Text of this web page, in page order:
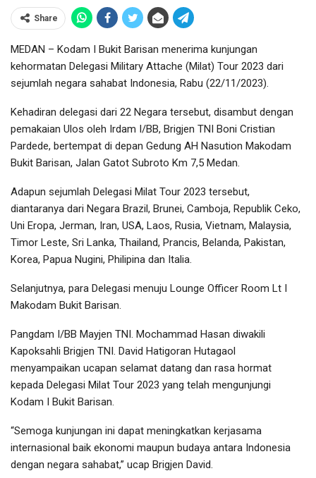
Share
MEDAN – Kodam I Bukit Barisan menerima kunjungan
kehormatan Delegasi Military Attache (Milat) Tour 2023 dari
sejumlah negara sahabat Indonesia, Rabu (22/11/2023).
Kehadiran delegasi dari 22 Negara tersebut, disambut dengan
pemakaian Ulos oleh Irdam I/BB, Brigjen TNI Boni Cristian
Pardede, bertempat di depan Gedung AH Nasution Makodam
Bukit Barisan, Jalan Gatot Subroto Km 7,5 Medan.
Adapun sejumlah Delegasi Milat Tour 2023 tersebut,
diantaranya dari Negara Brazil, Brunei, Camboja, Republik Ceko,
Uni Eropa, Jerman, Iran, USA, Laos, Rusia, Vietnam, Malaysia,
Timor Leste, Sri Lanka, Thailand, Prancis, Belanda, Pakistan,
Korea, Papua Nugini, Philipina dan Italia.
Selanjutnya, para Delegasi menuju Lounge Officer Room Lt I
Makodam Bukit Barisan.
Pangdam I/BB Mayjen TNI. Mochammad Hasan diwakili
Kapoksahli Brigjen TNI. David Hatigoran Hutagaol
menyampaikan ucapan selamat datang dan rasa hormat
kepada Delegasi Milat Tour 2023 yang telah mengunjungi
Kodam I Bukit Barisan.
“Semoga kunjungan ini dapat meningkatkan kerjasama
internasional baik ekonomi maupun budaya antara Indonesia
dengan negara sahabat,” ucap Brigjen David.